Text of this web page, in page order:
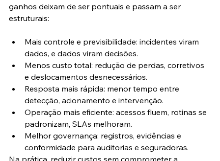
ganhos deixam de ser pontuais e passam a ser
estruturais:
Mais controle e previsibilidade: incidentes viram
dados, e dados viram decisões.
Menos custo total: redução de perdas, corretivos
e deslocamentos desnecessários.
Resposta mais rápida: menor tempo entre
detecção, acionamento e intervenção.
Operação mais eficiente: acessos fluem, rotinas se
padronizam, SLAs melhoram.
Melhor governança: registros, evidências e
conformidade para auditorias e seguradoras.
Na prática, reduzir custos sem comprometer a